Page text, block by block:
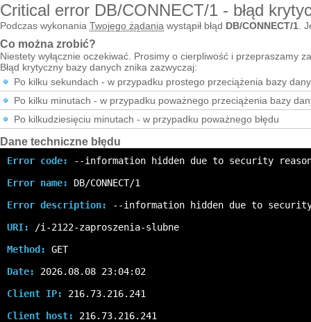
Critical error DB/CONNECT/1 - błąd
Podczas wykonania Twojego żądania wystąpił błąd DB/CONNECT/1 .
Co można zrobić?
Niestety wyłącznie oczekiwać. Prosimy o cierpliwość i przepraszamy
Błąd krytyczny bazy danych znika zazwyczaj:
Po kilku sekundach - w przypadku prostego przeciążenia bazy
Po kilku minutach - w przypadku poważnego przeciążenia bazy
Po kilkudziesięciu minutach - w przypadku poważnego błędu
Dane techniczne błędu
Error code:
--information hidden due to security
Error name:
DB/CONNECT/1
Error description:
--information hidden due to
URI:
/i-2122-zaproszenia-slubne
Method:
GET
Date:
2026.08.08 23:04:02
Client IP:
216.73.216.241
Client host:
216.73.216.241